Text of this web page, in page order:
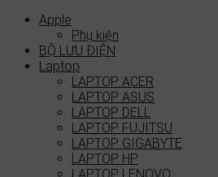
Apple
Phụ kiện
BỘ LƯU ĐIỆN
Laptop
LAPTOP ACER
LAPTOP ASUS
LAPTOP DELL
LAPTOP FUJITSU
LAPTOP GIGABYTE
LAPTOP HP